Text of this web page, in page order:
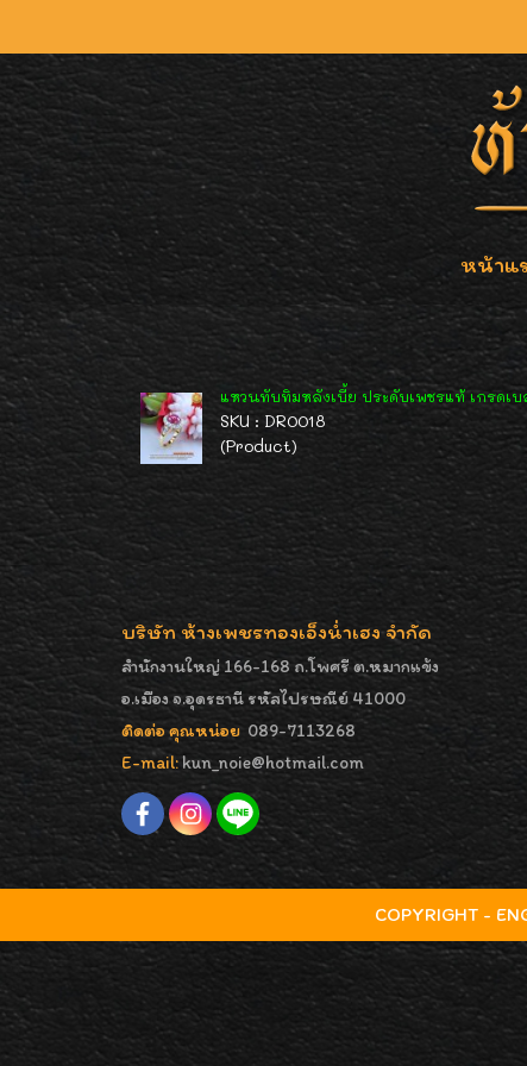
หน้าแ
แหวนทับทิมหลังเบี้ย ประดับเพชรแท้ เกรดเ
SKU : DR0018
(Product)
บริษัท ห้างเพชรทองเอ็งน่ำเฮง จำกัด
สำนักงานใหญ่ 166-168 ถ.โพศรี ต.หมากแข้ง
อ.เมือง จ.อุดรธานี รหัสไปรษณีย์ 41000
ติดต่อ คุณหน่อย 089-7113268
E-mail:kun_noie@hotmail.com
COPYRIGHT -